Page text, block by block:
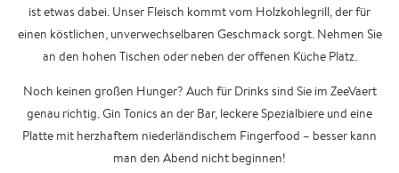
ist etwas dabei. Unser Fleisch kommt vom Holzkohlegrill, der für
einen köstlichen, unverwechselbaren Geschmack sorgt. Nehmen Sie
an den hohen Tischen oder neben der offenen Küche Platz.
Noch keinen großen Hunger? Auch für Drinks sind Sie im ZeeVaert
genau richtig. Gin Tonics an der Bar, leckere Spezialbiere und eine
Platte mit herzhaftem niederländischem Fingerfood – besser kann
man den Abend nicht beginnen!